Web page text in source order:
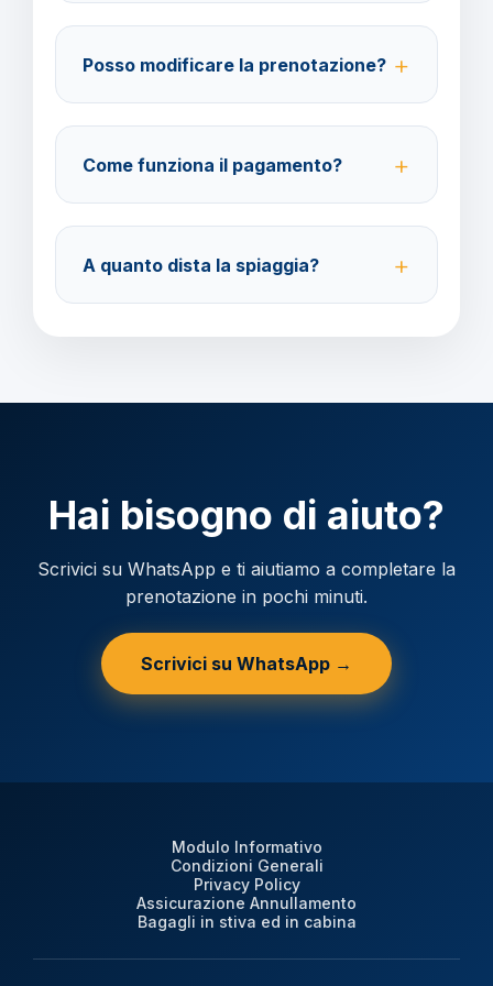
amministrazione@barbaviaggi.it, o attraverso il
nostro sito barbaviaggi.it.
Posso modificare la prenotazione?
Costo della modifica 70 euro a pratica.
Come funziona il pagamento?
Acconto del 40%, saldo 30 giorni prima della
partenza.
A quanto dista la spiaggia?
spiagge di Minorca, facilmente raggiungibili a piedi
Hai bisogno di aiuto?
Scrivici su WhatsApp e ti aiutiamo a completare la
prenotazione in pochi minuti.
Scrivici su WhatsApp →
Modulo Informativo
Condizioni Generali
Privacy Policy
Assicurazione Annullamento
Bagagli in stiva ed in cabina